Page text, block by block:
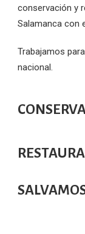
conservación y
Salamanca con
Trabajamos
nacional.